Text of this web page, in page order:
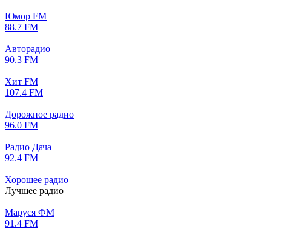
Юмор FM
88.7 FM
Авторадио
90.3 FM
Хит FM
107.4 FM
Дорожное радио
96.0 FM
Радио Дача
92.4 FM
Хорошее радио
Лучшее радио
Маруся ФМ
91.4 FM